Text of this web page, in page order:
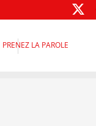
PRENEZ LA PAROLE